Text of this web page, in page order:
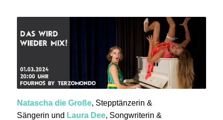
Natascha die Große, Stepptänzerin &
Sängerin und Laura Dee, Songwriterin &